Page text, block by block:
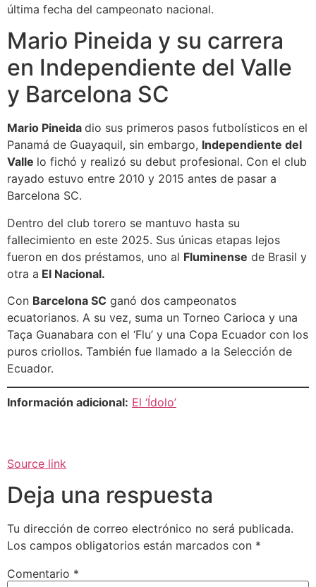
última fecha del campeonato nacional.
Mario Pineida y su carrera
en Independiente del Valle
y Barcelona SC
Mario Pineida dio sus primeros pasos futbolísticos en el
Panamá de Guayaquil, sin embargo, Independiente del
Valle lo fichó y realizó su debut profesional. Con el club
rayado estuvo entre 2010 y 2015 antes de pasar a
Barcelona SC.
Dentro del club torero se mantuvo hasta su
fallecimiento en este 2025. Sus únicas etapas lejos
fueron en dos préstamos, uno al Fluminense de Brasil y
otra a El Nacional.
Con Barcelona SC ganó dos campeonatos
ecuatorianos. A su vez, suma un Torneo Carioca y una
Taça Guanabara con el ‘Flu’ y una Copa Ecuador con los
puros criollos. También fue llamado a la Selección de
Ecuador.
Información adicional: El ‘Ídolo’
Source link
Deja una respuesta
Tu dirección de correo electrónico no será publicada.
Los campos obligatorios están marcados con *
Comentario *